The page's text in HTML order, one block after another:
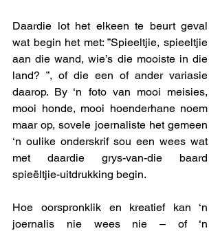
Daardie lot het elkeen te beurt geval
wat begin het met: ”Spieeltjie, spieeltjie
aan die wand, wie’s die mooiste in die
land? ”, of die een of ander variasie
daarop. By ‘n foto van mooi meisies,
mooi honde, mooi hoenderhane noem
maar op, sovele joernaliste het gemeen
‘n oulike onderskrif sou een wees wat
met daardie grys-van-die baard
spieëltjie-uitdrukking begin.
Hoe oorspronklik en kreatief kan ‘n
joernalis nie wees nie – of ‘n